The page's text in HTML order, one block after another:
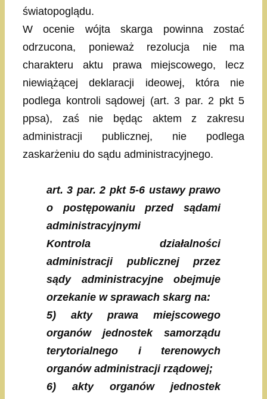
światopoglądu.
W ocenie wójta skarga powinna zostać
odrzucona, ponieważ rezolucja nie ma
charakteru aktu prawa miejscowego, lecz
niewiążącej deklaracji ideowej, która nie
podlega kontroli sądowej (art. 3 par. 2 pkt 5
ppsa), zaś nie będąc aktem z zakresu
administracji publicznej, nie podlega
zaskarżeniu do sądu administracyjnego.
art. 3 par. 2 pkt 5-6 ustawy prawo
o postępowaniu przed sądami
administracyjnymi
Kontrola działalności
administracji publicznej przez
sądy administracyjne obejmuje
orzekanie w sprawach skarg na:
5) akty prawa miejscowego
organów jednostek samorządu
terytorialnego i terenowych
organów administracji rządowej;
6) akty organów jednostek